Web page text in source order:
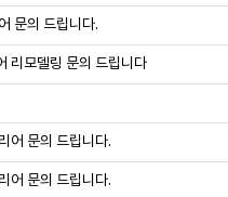
문의 드립니다.
리모델링 문의 드립니다
어 문의 드립니다.
어 문의 드립니다.